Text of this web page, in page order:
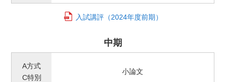
入試講評（2024年度前期）
中期
A方式
C特別
小論文